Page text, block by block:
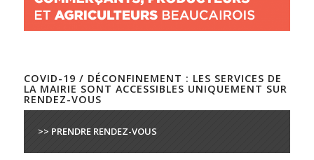
COVID-19 / DÉCONFINEMENT : LES SERVICES DE
LA MAIRIE SONT ACCESSIBLES UNIQUEMENT SUR
RENDEZ-VOUS
>> PRENDRE RENDEZ-VOUS